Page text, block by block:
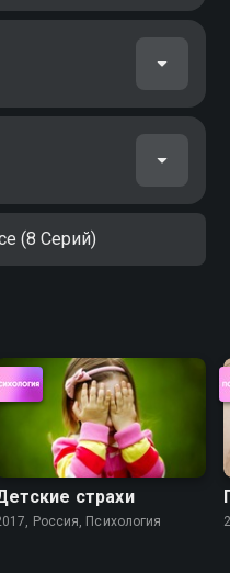
(8 Серий)
страхи
Россия, Психология